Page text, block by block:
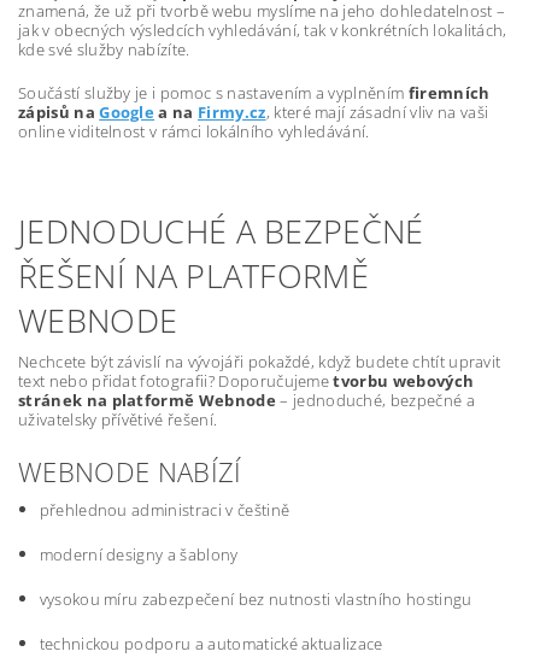
znamená, že už při tvorbě webu myslíme na jeho dohledatelnost –
jak v obecných výsledcích vyhledávání, tak v konkrétních lokalitách,
kde své služby nabízíte.
Součástí služby je i pomoc s nastavením a vyplněním firemních
zápisů naGooglea na Firmy.cz, které mají zásadní vliv na vaši
online viditelnost v rámci lokálního vyhledávání.
JEDNODUCHÉ A BEZPEČNÉ
ŘEŠENÍ NA PLATFORMĚ
WEBNODE
Nechcete být závislí na vývojáři pokaždé, když budete chtít upravit
text nebo přidat fotografii? Doporučujemetvorbu webových
stránek na platformě Webnode – jednoduché, bezpečné a
uživatelsky přívětivé řešení.
WEBNODE NABÍZÍ
přehlednou administraci v češtině
moderní designy a šablony
vysokou míru zabezpečení bez nutnosti vlastního hostingu
technickou podporu a automatické aktualizace